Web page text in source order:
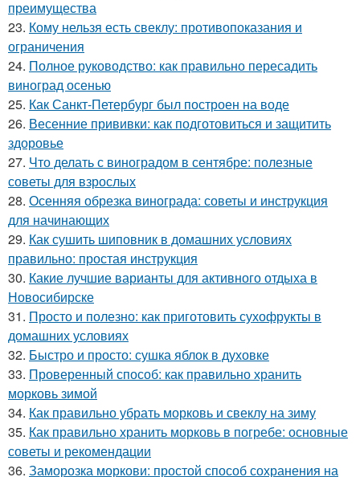
преимущества
23. Кому нельзя есть свеклу: противопоказания и
ограничения
24. Полное руководство: как правильно пересадить
виноград осенью
25. Как Санкт-Петербург был построен на воде
26. Весенние прививки: как подготовиться и защитить
здоровье
27. Что делать с виноградом в сентябре: полезные
советы для взрослых
28. Осенняя обрезка винограда: советы и инструкция
для начинающих
29. Как сушить шиповник в домашних условиях
правильно: простая инструкция
30. Какие лучшие варианты для активного отдыха в
Новосибирске
31. Просто и полезно: как приготовить сухофрукты в
домашних условиях
32. Быстро и просто: сушка яблок в духовке
33. Проверенный способ: как правильно хранить
морковь зимой
34. Как правильно убрать морковь и свеклу на зиму
35. Как правильно хранить морковь в погребе: основные
советы и рекомендации
36. Заморозка моркови: простой способ сохранения на